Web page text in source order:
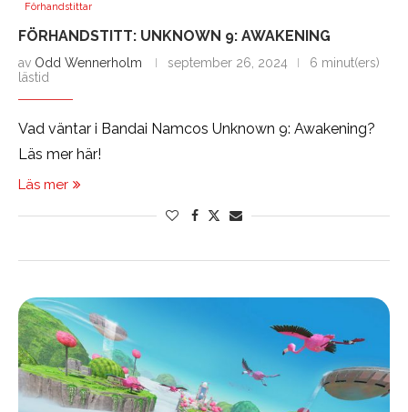
Förhandstittar
FÖRHANDSTITT: UNKNOWN 9: AWAKENING
av Odd Wennerholm september 26, 2024
6 minut(ers)
lästid
Vad väntar i Bandai Namcos Unknown 9: Awakening?
Läs mer här!
Läs mer